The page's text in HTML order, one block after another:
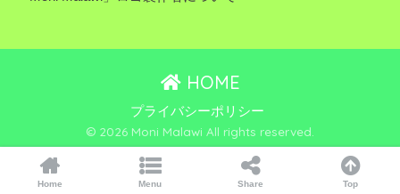
HOME
プライバシーポリシー
© 2026 Moni Malawi All rights reserved.
Home Menu Share Top